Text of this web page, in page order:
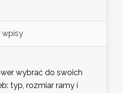
wpisy
wybrać do swoich
typ, rozmiar ramy i